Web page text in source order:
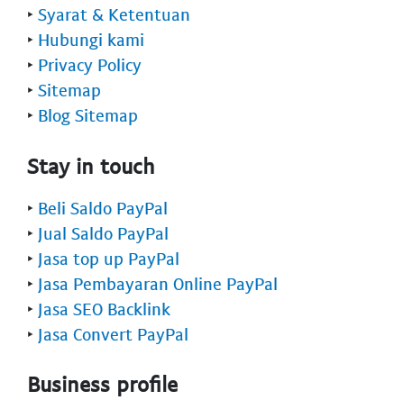
‣ Syarat & Ketentuan
‣ Hubungi kami
‣ Privacy Policy
‣ Sitemap
‣ Blog Sitemap
Stay in touch
‣ Beli Saldo PayPal
‣ Jual Saldo PayPal
‣ Jasa top up PayPal
‣ Jasa Pembayaran Online PayPal
‣ Jasa SEO Backlink
‣ Jasa Convert PayPal
Business profile